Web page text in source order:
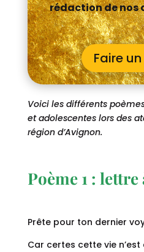
rédaction de nos
Faire
Voici les différents
et adolescentes lors des
région d’Avignon.
Poème 1 :
Prête pour ton dernier
Car certes cette vie n’est